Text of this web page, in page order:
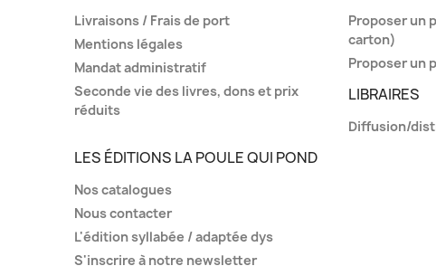
Livraisons / Frais de port
Mentions légales
Mandat administratif
Seconde vie des livres, dons et prix
réduits
Proposer un
carton)
Proposer un
LIBRAIRES
Diffusion/
LES ÉDITIONS LA POULE QUI POND
Nos catalogues
Nous contacter
L'édition syllabée / adaptée dys
S'inscrire à notre newsletter